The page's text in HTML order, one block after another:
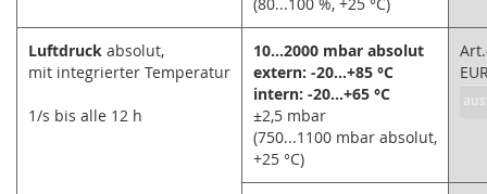
Luftdruck absolut,
mit integrierter Temperatur
1/s bis alle 12 h
10...2000 mbar absolut
extern: -20...+85 °C
intern: -20...+65 °C
±2,5 mbar
(750...1100 mbar absolut,
+25 °C)